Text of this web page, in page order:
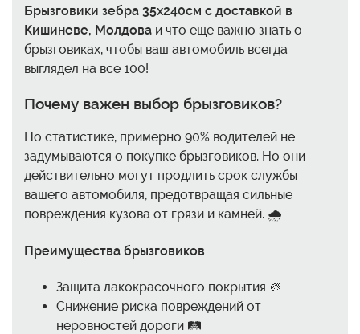
Брызговики зебра 35x240см с доставкой в
Кишиневе, Молдова и что еще важно знать о
брызговиках, чтобы ваш автомобиль всегда
выглядел на все 100!
Почему важен выбор брызговиков?
По статистике, примерно 90% водителей не
задумываются о покупке брызговиков. Но они
действительно могут продлить срок службы
вашего автомобиля, предотвращая сильные
повреждения кузова от грязи и камней. 🌧️
Преимущества брызговиков
Защита лакокрасочного покрытия 🎨
Снижение риска повреждений от
неровностей дороги 🛤️